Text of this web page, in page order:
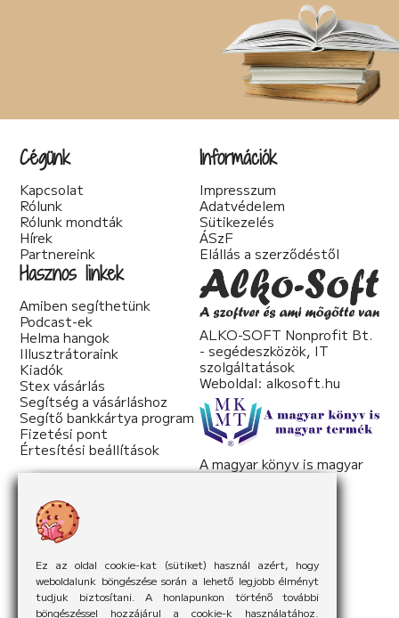
Ez az oldal cookie-kat (sütiket) használ azért, hogy
weboldalunk böngészése során a lehető legjobb élményt
tudjuk biztosítani. A honlapunkon történő további
böngészéssel hozzájárul a cookie-k használatához.
Cégünk
Kapcsolat
Rólunk
Rólunk mondták
Hírek
Partnereink
Információk
Impresszum
Adatvédelem
Sütikezelés
ÁSzF
Elállás a szerződéstől
Hasznos linkek
Amiben segíthetünk
Podcast-ek
Helma hangok
Illusztrátoraink
Kiadók
Stex vásárlás
Segítség a vásárláshoz
Segítő bankkártya program
Fizetési pont
Értesítési beállítások
ALKO-SOFT Nonprofit Bt.
- segédeszközök, IT
szolgáltatások
Weboldal: alkosoft.hu
A magyar könyv is magyar
termék